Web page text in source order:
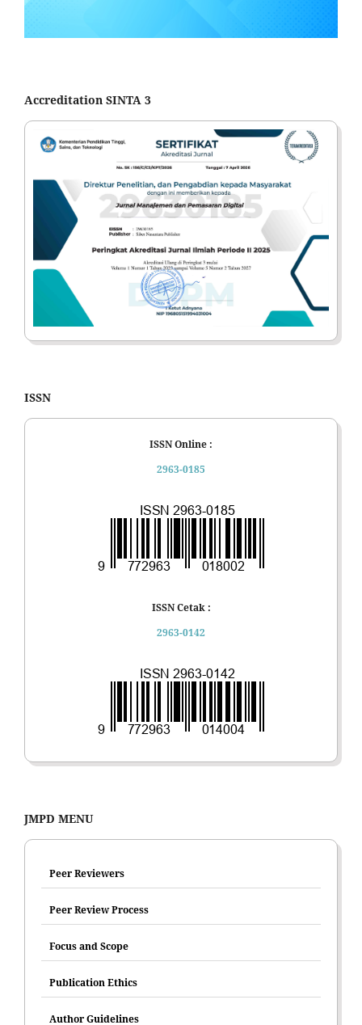
Accreditation SINTA 3
ISSN
ISSN Online :
2963-0185
ISSN Cetak :
2963-0142
JMPD MENU
Peer Reviewers
Peer Review Process
Focus and Scope
Publication Ethics
Author Guidelines